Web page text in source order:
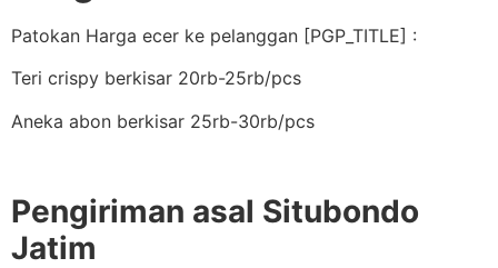
Patokan Harga ecer ke pelanggan [PGP_TITLE] :
Teri crispy berkisar 20rb-25rb/pcs
Aneka abon berkisar 25rb-30rb/pcs
Pengiriman asal Situbondo
Jatim